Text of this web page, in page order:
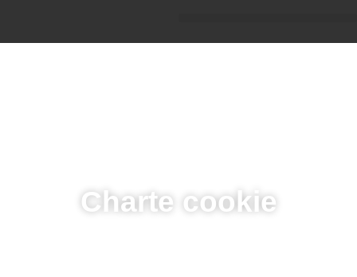
Charte cookie